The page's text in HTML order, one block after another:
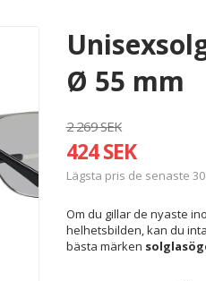
Ø 55 mm
2 269 SEK
424 SEK
Lägsta pris de senaste
Om du gillar de nyaste
helhetsbilden, kan du
bästa märken